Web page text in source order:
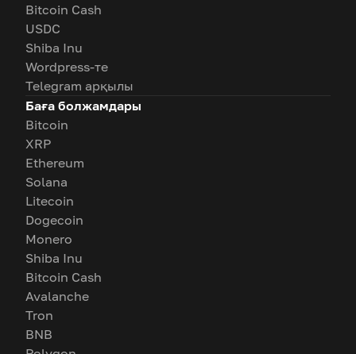
Bitcoin Cash
USDC
Shiba Inu
Wordpress-те
Telegram арқылы
Баға болжамдары
Bitcoin
XRP
Ethereum
Solana
Litecoin
Dogecoin
Monero
Shiba Inu
Bitcoin Cash
Avalanche
Tron
BNB